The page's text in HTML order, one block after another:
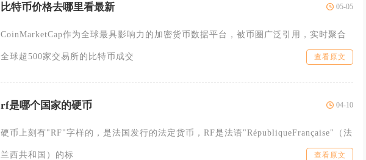
比特币价格去哪里看最新 05-05
CoinMarketCap作为全球最具影响力的加密货币数据平台，被币圈广泛引用，实时聚合
全球超500家交易所的比特币成交 查看原文
rf是哪个国家的硬币 04-10
硬币上刻有"RF"字样的，是法国发行的法定货币，RF是法语"RépubliqueFrançaise"（法
兰西共和国）的标 查看原文